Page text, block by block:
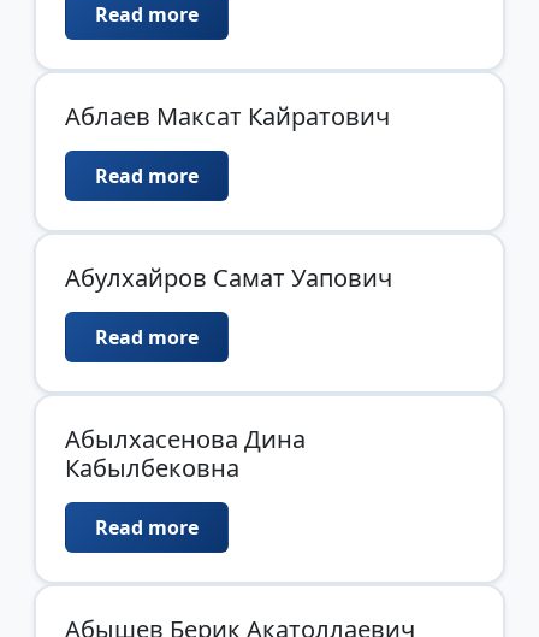
Read more
Аблаев Максат Кайратович
Read more
Абулхайров Самат Уапович
Read more
Абылхасенова Дина
Кабылбековна
Read more
Абышев Берик Акатоллаевич